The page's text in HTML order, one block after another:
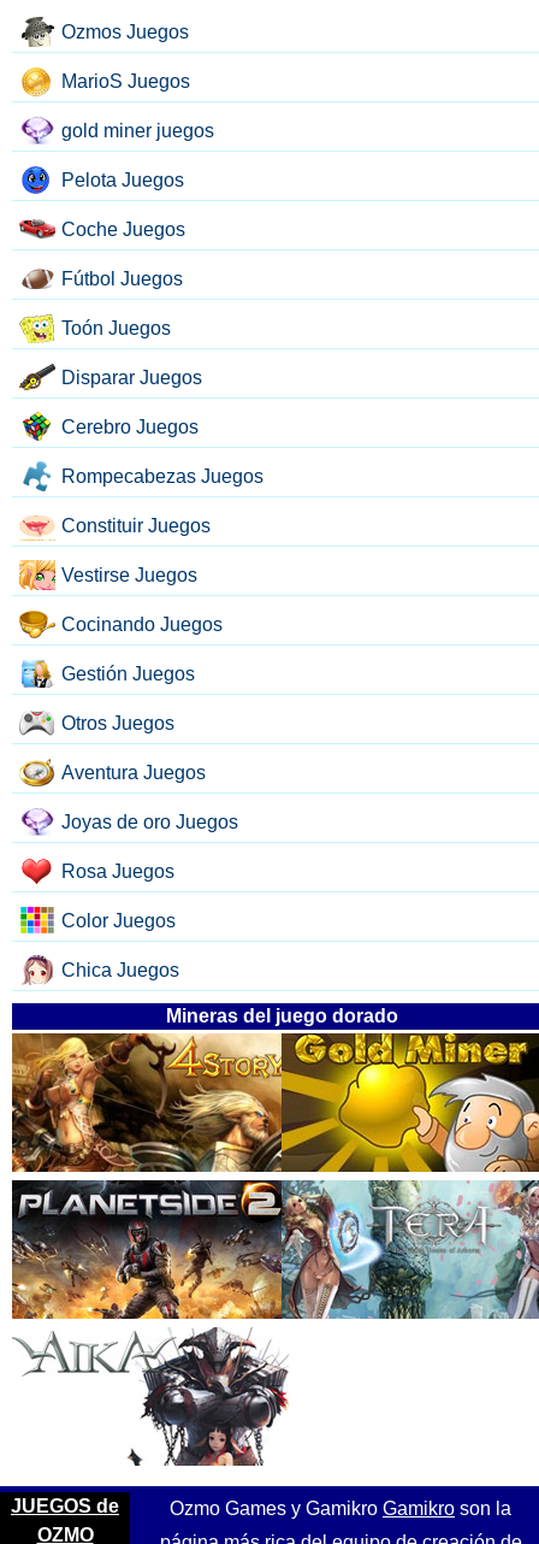
Ozmos Juegos
MarioS Juegos
gold miner juegos
Pelota Juegos
Coche Juegos
Fútbol Juegos
Toón Juegos
Disparar Juegos
Cerebro Juegos
Rompecabezas Juegos
Constituir Juegos
Vestirse Juegos
Cocinando Juegos
Gestión Juegos
Otros Juegos
Aventura Juegos
Joyas de oro Juegos
Rosa Juegos
Color Juegos
Chica Juegos
Mineras del juego dorado
JUEGOS de
OZMO
Ozmo Games y Gamikro Gamikro son la